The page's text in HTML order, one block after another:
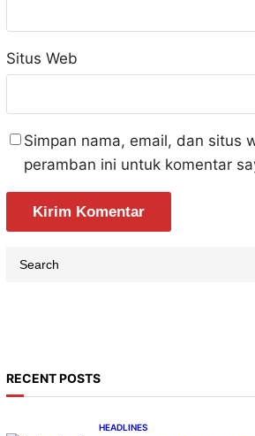
Situs Web
Simpan nama, email, dan situs
peramban ini untuk komentar
h
RECENT POSTS
HEADLINES